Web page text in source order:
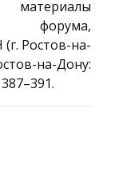
форума,
Ростов-на-
на-Дону: